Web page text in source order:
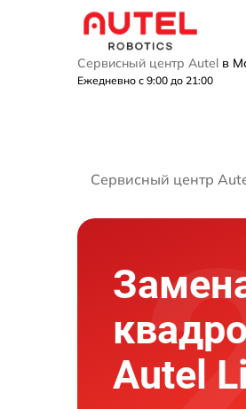
Сервисный центр Autel в
Ежедневно с 9:00 до 21:00
Сервисный центр
Autel